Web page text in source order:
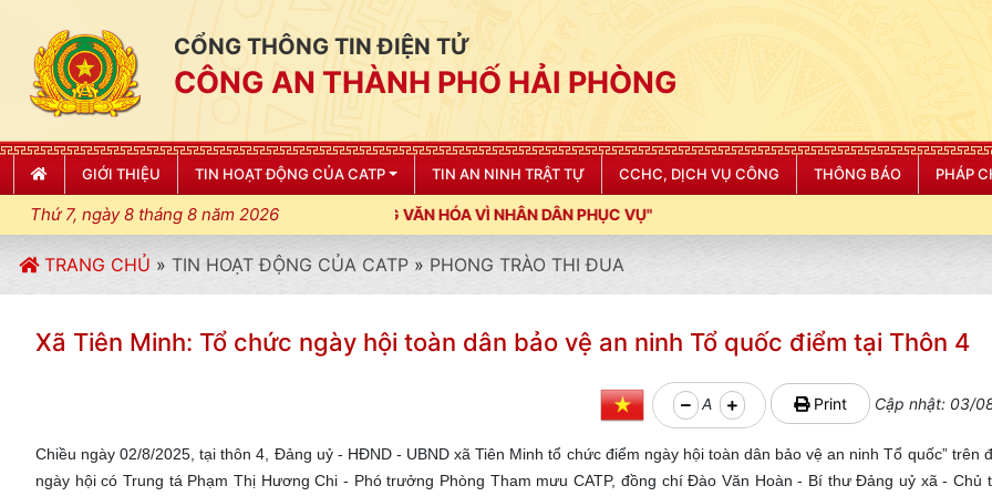
CỔNG THÔNG TIN ĐIỆN TỬ
CÔNG AN THÀNH PHỐ HẢI PHÒNG
GIỚI THIỆU TIN HOẠT ĐỘNG CỦA CATP TIN AN NINH TRẬT TỰ CCHC, DỊCH VỤ CÔNG THÔNG BÁO PHÁP
Thứ 7, ngày 8 tháng 8 năm 2026
TRANG CHỦ » TIN HOẠT ĐỘNG CỦA CATP » PHONG TRÀO THI ĐUA
Xã Tiên Minh: Tổ chức ngày hội toàn dân bảo vệ an ninh Tổ quốc điểm tại Thôn 4
A Print Cập nhật: 03/
Chiều ngày 02/8/2025, tại thôn 4, Đảng uỷ - HĐND - UBND xã Tiên Minh tổ chức điểm ngày hội toàn dân bảo vệ an ninh Tổ quốc” trên
ngày hội có Trung tá Phạm Thị Hương Chi - Phó trưởng Phòng Tham mưu CATP, đồng chí Đào Văn Hoàn - Bí thư Đảng uỷ xã - Chủ